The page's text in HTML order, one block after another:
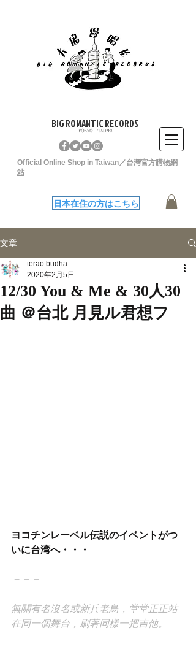
BIG ROMANTIC RECORDS
TOKYO - TAIPEI
Official Online Shop in Taiwan／台灣官方購物網
站
日本在住の方はこちら
文章
12/30 You & Me & 30人30
曲 ＠台北 月見ル君想フ
terao budha
2020年2月5日
ヨコチンレーベル伝説のイベントがつ
いに台湾へ・・・
－－－
無關有名沒名或新兵老鳥，堂堂正正站
在同一個舞台，刷著同樣一把吉他。